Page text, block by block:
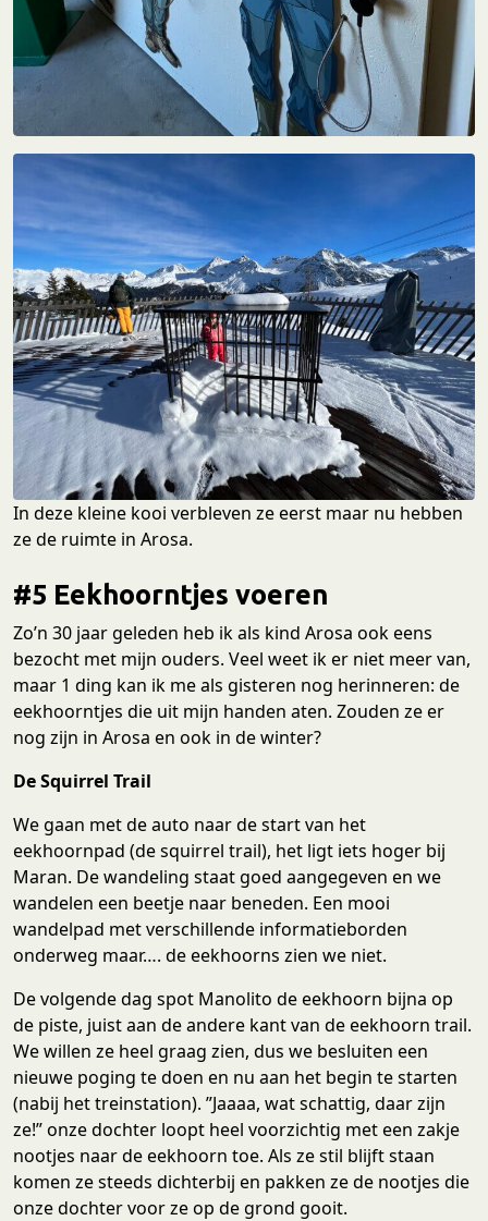
In deze kleine kooi verbleven ze eerst maar nu hebben
ze de ruimte in Arosa.
#5 Eekhoorntjes voeren
Zo’n 30 jaar geleden heb ik als kind Arosa ook eens
bezocht met mijn ouders. Veel weet ik er niet meer van,
maar 1 ding kan ik me als gisteren nog herinneren: de
eekhoorntjes die uit mijn handen aten. Zouden ze er
nog zijn in Arosa en ook in de winter?
DeSquirrel Trail
We gaan met de auto naar de start van het
eekhoornpad (de squirrel trail), het ligt iets hoger bij
Maran. De wandeling staat goed aangegeven en we
wandelen een beetje naar beneden. Een mooi
wandelpad met verschillende informatieborden
onderweg maar…. de eekhoorns zien we niet.
De volgende dag spot Manolito de eekhoorn bijna op
de piste, juist aan de andere kant van de eekhoorn trail.
We willen ze heel graag zien, dus we besluiten een
nieuwe poging te doen en nu aan het begin te starten
(nabij het treinstation). ”Jaaaa, wat schattig, daar zijn
ze!” onze dochter loopt heel voorzichtig met een zakje
nootjes naar de eekhoorn toe. Als ze stil blijft staan
komen ze steeds dichterbij en pakken ze de nootjes die
onze dochter voor ze op de grond gooit.